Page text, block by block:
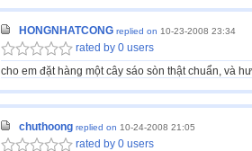
HONGNHATCONG replied on 10-23-2008 23:34
rated by 0 users
cho em đặt hàng một cây sáo sòn thật chuẩn, và
chuthoong replied on 10-24-2008 21:05
rated by 0 users